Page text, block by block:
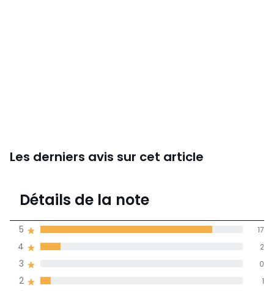
Les derniers avis sur cet article
4,8
moyenne des avis
dans toutes les
Détails de la note
2 1
3 0
4 2
5 17